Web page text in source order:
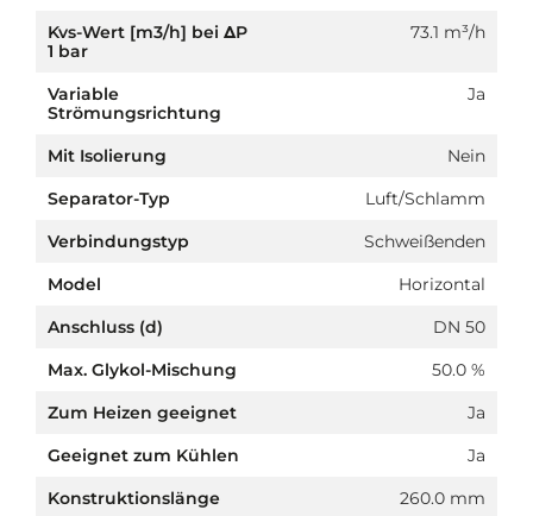
Kvs-Wert [m3/h] bei ΔP
1 bar
73.1 m³/h
Variable
Strömungsrichtung
Ja
Mit Isolierung
Nein
Separator-Typ
Luft/Schlamm
Verbindungstyp
Schweißenden
Model
Horizontal
Anschluss (d)
DN 50
Max. Glykol-Mischung
50.0 %
Zum Heizen geeignet
Ja
Geeignet zum Kühlen
Ja
Konstruktionslänge
260.0 mm